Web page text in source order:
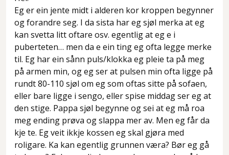
Eg er ein jente midt i alderen kor kroppen begynner
og forandre seg. I da sista har eg sjøl merka at eg
kan svetta litt oftare osv. egentlig at eg e i
puberteten… men da e ein ting eg ofta legge merke
til. Eg har ein sånn puls/klokka eg pleie ta på meg
på armen min, og eg ser at pulsen min ofta ligge på
rundt 80-110 sjøl om eg som oftas sitte på sofaen,
eller bare ligge i sengo, eller spise middag ser eg at
den stige. Pappa sjøl begynne og sei at eg må roa
meg ending prøva og slappa mer av. Men eg får da
kje te. Eg veit ikkje kossen eg skal gjøra med
roligare. Ka kan egentlig grunnen væra? Bør eg gå